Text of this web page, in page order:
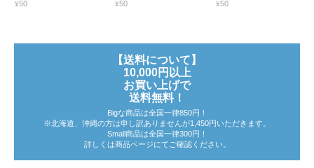
¥50 ¥50 ¥50
【送料について】
10,000円以上
お買い上げで
送料無料！
Bigな商品は全国一律850円！
※北海道、沖縄の方は申し訳ありませんが1,450円いただきます。
Small商品は全国一律300円！
詳しくは商品ページにてご確認ください。